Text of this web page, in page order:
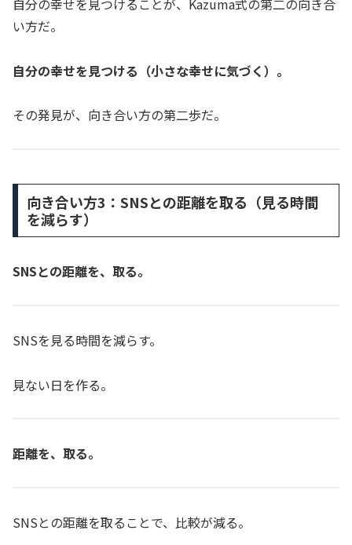
自分の幸せを見つけることが、Kazuma式の第二の向き合
い方だ。
自分の幸せを見つける（小さな幸せに気づく）。
その発見が、向き合い方の第二歩だ。
向き合い方3：SNSとの距離を取る（見る時間
を減らす）
SNSとの距離を、取る。
SNSを見る時間を減らす。
見ない日を作る。
距離を、取る。
SNSとの距離を取ることで、比較が減る。